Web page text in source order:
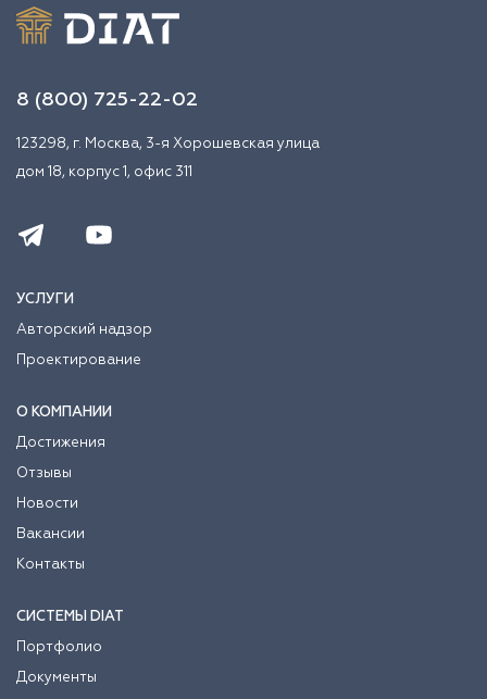
8 (800) 725-22-02
123298, г. Москва, 3-я Хорошевская улица
дом 18, корпус 1, офис 311
УСЛУГИ
Авторский надзор
Проектирование
О КОМПАНИИ
Достижения
Отзывы
Новости
Вакансии
Контакты
СИСТЕМЫ DIAT
Портфолио
Документы